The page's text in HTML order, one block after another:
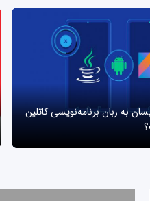
به زبان برنامه‌نویسی کاتلین